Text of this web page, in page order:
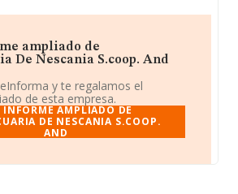
ampliado de
De Nescania S.coop. And
y te regalamos el
de esta empresa.
INFORME AMPLIADO DE
DE NESCANIA S.COOP.
AND